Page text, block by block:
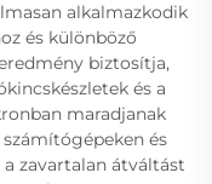
alkalmazkodik
és különböző
biztosítja,
és a
maradjanak
és
zavartalan átváltást